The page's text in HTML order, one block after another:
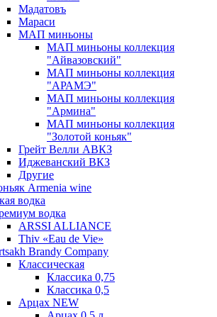
Мадатовъ
Мараси
МАП миньоны
МАП миньоны коллекция
"Айвазовский"
МАП миньоны коллекция
"АРАМЭ"
МАП миньоны коллекция
"Армина"
МАП миньоны коллекция
"Золотой коньяк"
Грейт Велли АВКЗ
Иджеванский ВКЗ
Другие
Armenia wine
водка
водка
ARSSI ALLIANCE
Thiv «Eau de Vie»
Brandy Company
Классическая
Классика 0,75
Классика 0,5
Арцах NEW